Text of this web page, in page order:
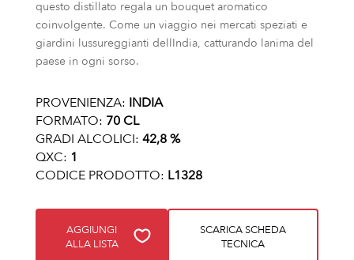
questo distillato regala un bouquet aromatico
coinvolgente. Come un viaggio nei mercati speziati e
giardini lussureggianti dellIndia, catturando lanima del
paese in ogni sorso.
PROVENIENZA: INDIA
FORMATO: 70 CL
GRADI ALCOLICI: 42,8 %
QXC: 1
CODICE PRODOTTO: L1328
AGGIUNGI
ALLA LISTA
SCARICA SCHEDA
TECNICA